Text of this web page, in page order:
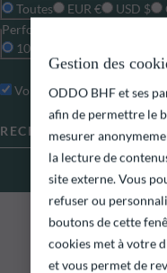
Toutes
EUR € USD $
Performance annualisée
10 ans
Voir les parts non
RECHERCHE AVANCÉE
FONDS ODDO BHF
Gestion des
ODDO BHF et ses
afin de permettre le
mesurer
la lecture de
site externe. Vous
refuser ou
boutons de cette
cookies met à votre
et vous permet de